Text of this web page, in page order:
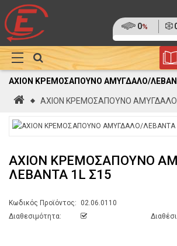
Ποσοστό
της
παλέτας
0%
(0%)
Show
Megamenu
AXION ΚΡΕΜΟΣΑΠΟΥΝΟ ΑΜΥΓΔΑΛΟ/
ΑρχικήAXION ΚΡΕΜΟΣΑΠΟΥΝΟ
AXION ΚΡΕΜΟΣΑΠΟΥΝΟ
ΛΕΒΑΝΤΑ 1L Σ15
Κωδικός Προϊόντος:
02.06.0110
Διαθεσιμότητα: